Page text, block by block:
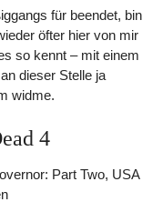
für beendet, bin
öfter hier von mir
so kennt – mit einem
dieser Stelle ja
widme.
4
Part Two, USA